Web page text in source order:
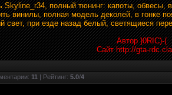
Skyline_r34, полный тюнинг: капоты, обвесы,
винилы, полная модель деколей, в гонке
свет, при езде назад белый, светящиеся
Автор }0RIC)-(
Сайт http://gta-
: 11 | Рейтинг: 5.0/4